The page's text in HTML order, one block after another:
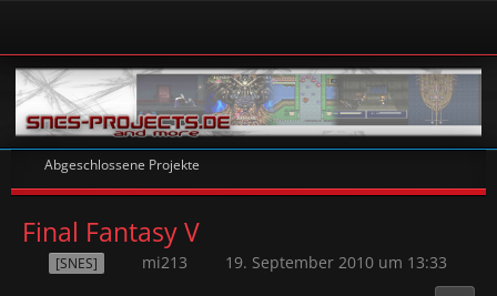
Abgeschlossene Projekte
Final Fantasy V
[SNES] mi213 19. September 2010 um 13:33